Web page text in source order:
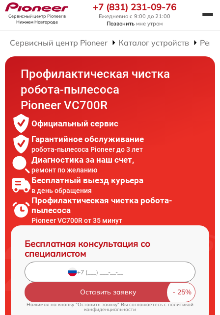
Сервисный центр Pioneerв
Нижнем Новгороде
+7 (831) 231-09-76
Ежедневно с 9:00 до 21:00
Позвонить мне утром
Сервисный центр Pioneer Каталог устройств
Профилактическая чистка
робота-пылесоса
Pioneer VC700R
Официальный сервис
Гарантийное обслуживание
робота-пылесоса Pioneer до 3 лет
Диагностика за наш счет,
ремонт по желанию
Бесплатный выезд курьера
в день обращения
Профилактическая чистка робота-
пылесоса
Pioneer VC700R от 35 минут
Бесплатная консультация со
специалистом
Оставить заявку
Нажимая на кнопку "Оставить заявку" Вы соглашаетесь cполитикой
конфиденциальности